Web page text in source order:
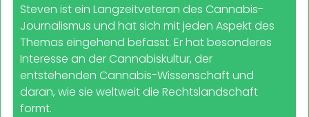
Steven ist ein Langzeitveteran des Cannabis-
Journalismus und hat sich mit jeden Aspekt des
Themas eingehend befasst. Er hat besonderes
Interesse an der Cannabiskultur, der
entstehenden Cannabis-Wissenschaft und
daran, wie sie weltweit die Rechtslandschaft
formt.